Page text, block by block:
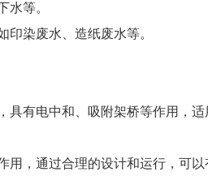
水等。
染废水、造纸废水等。
具有电中和、吸附架桥等作用，
用，通过合理的设计和运行，可